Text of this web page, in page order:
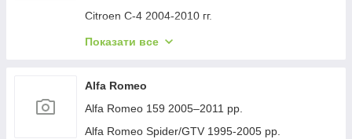
Citroen C-4 2004-2010 гг.
Citroen C-1 2005-2014 гг.
Citroen C-4 Picasso 2006-2013 гг.
Citroen Nemo 2007-2017 гг.
Citroen Berlingo 1996-2008 гг.
Показати все
Alfa Romeo
Alfa Romeo 159 2005–2011 рр.
Alfa Romeo Spider/GTV 1995-2005 рр.